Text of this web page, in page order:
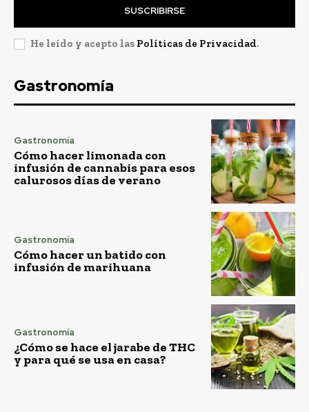
SUSCRIBIRSE
He leído y acepto las Políticas de Privacidad.
Gastronomía
Gastronomía
Cómo hacer limonada con
infusión de cannabis para esos
calurosos días de verano
Gastronomía
Cómo hacer un batido con
infusión de marihuana
Gastronomía
¿Cómo se hace el jarabe de THC
y para qué se usa en casa?